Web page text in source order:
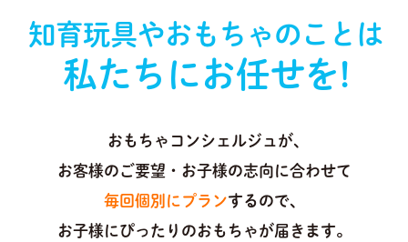
知育玩具やおもちゃのことは
私たちにお任せを!
おもちゃコンシェルジュが､
お客様のご要望・お子様の志向に合わせて
毎回個別にプランするので、
お子様にぴったりのおもちゃが届きます。